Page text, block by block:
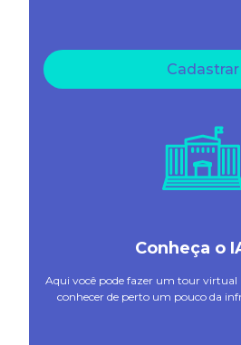
Cadastrar
Conheça o
Aqui você pode fazer um tour virtual
conhecer de perto um pouco da